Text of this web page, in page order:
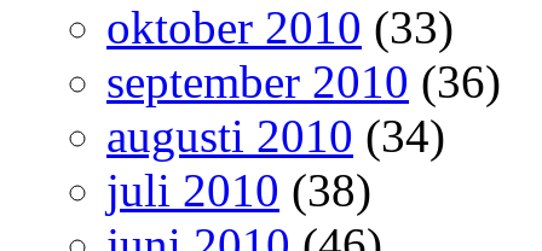
oktober 2010 (33)
september 2010 (36)
augusti 2010 (34)
juli 2010 (38)